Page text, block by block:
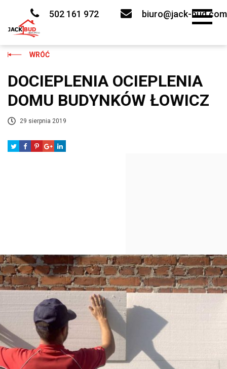
502 161 972 biuro@jack-bud.com
WRÓĆ
DOCIEPLENIA OCIEPLENIA
DOMU BUDYNKÓW ŁOWICZ
29 sierpnia 2019